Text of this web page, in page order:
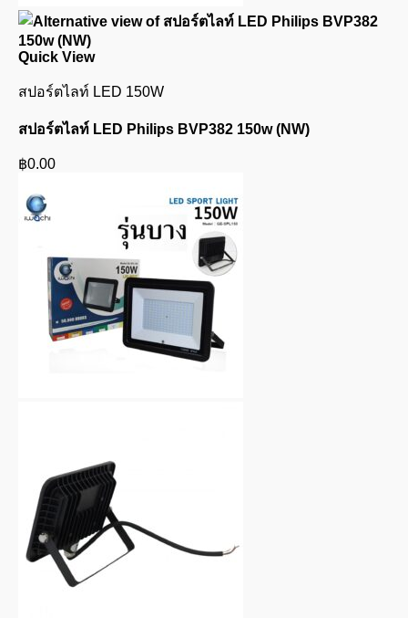
Quick View
สปอร์ตไลท์ LED 150W
สปอร์ตไลท์ LED Philips BVP382 150w (NW)
฿0.00